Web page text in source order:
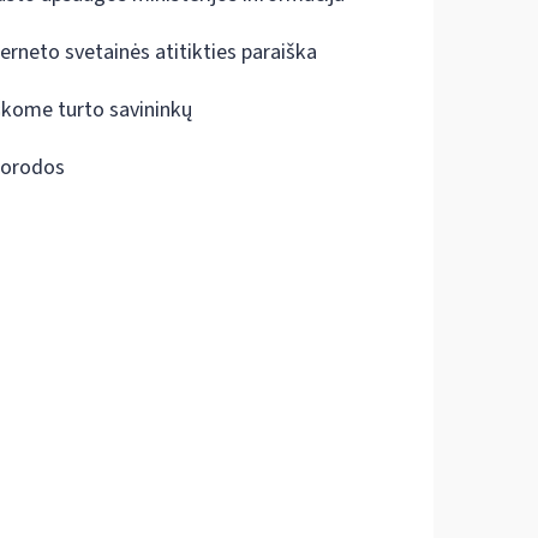
svetainės atitikties paraiška
turto savininkų